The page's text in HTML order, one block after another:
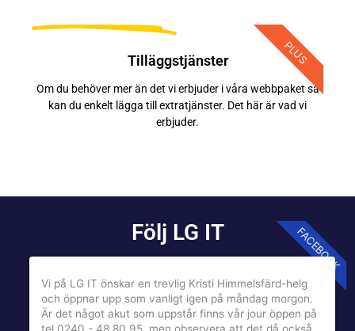
PLUS
Tilläggstjänster
Om du behöver mer än det vi erbjuder i våra webbpaket så
kan du enkelt lägga till extratjänster. Det här är vad vi
erbjuder.
FACEBOOK
Följ LG IT
Vi på LG IT önskar en trevlig Kristi Himmelsfärd-helg
och öppnar upp som vanligt igen på måndag morgon.
Är det något akut som uppstår finns vår jour öppen på
tel 0240 - 48 80 95, men observera att det då också